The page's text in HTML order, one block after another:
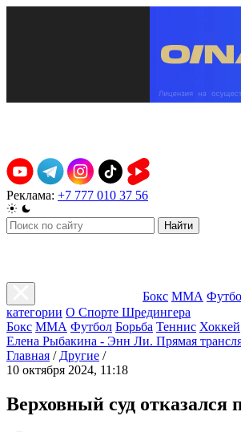
Реклама: +7 777 010 37 56
Найти
Бокс ММА
категории О Спорте Шредингера
Бокс ММА Футбол Борьба Теннис Хоккей
Елена Рыбакина - Энн Ли. Прямая
Главная / Другие /
10 октября 2024, 11:18
Верховный суд отказался